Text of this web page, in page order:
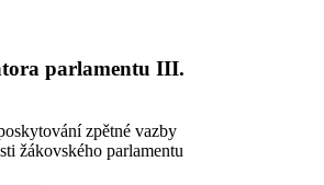
parlamentu III.
zpětné vazby
žákovského parlamentu